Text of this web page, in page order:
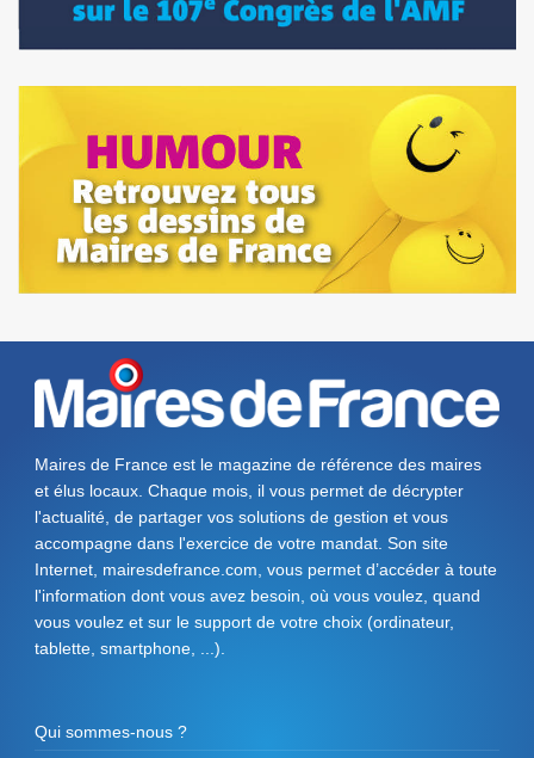
Maires de France est le magazine de référence des maires
et élus locaux. Chaque mois, il vous permet de décrypter
l'actualité, de partager vos solutions de gestion et vous
accompagne dans l'exercice de votre mandat. Son site
Internet, mairesdefrance.com, vous permet d’accéder à toute
l'information dont vous avez besoin, où vous voulez, quand
vous voulez et sur le support de votre choix (ordinateur,
tablette, smartphone, ...).
Qui sommes-nous ?